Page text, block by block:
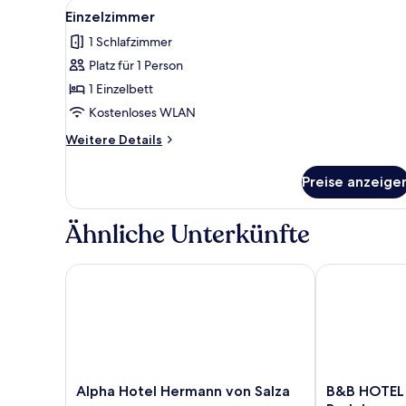
für
Zimmer
Alle
Fotos
für
Einzelzimmer
anzeigen
Ein Hotelzimmer mit einem
2
Einzelzimmer
1 Schlafzimmer
Platz für 1 Person
1 Einzelbett
Kostenloses WLAN
Weitere Details
Weitere
Preise
Ähnliche Unterkünfte
Alpha
Alpha Hotel Hermann von Salza
Alpha Hotel Hermann von Salza
B&B
B&B
B&B HOTEL